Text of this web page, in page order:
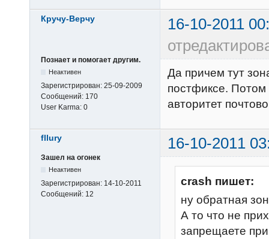
Кручу-Верчу
16-10-2011
Познает и помогает другим.
Неактивен
Зарегистрирован: 25-09-2009
Сообщений: 170
User Karma: 0
Да причем тут
постфиксе. Потом
авторитет
fllury 16-10-2011
Зашел на огонек
Неактивен
Зарегистрирован: 14-10-2011
Сообщений: 12
crash пишет:
ну обратная
А то что не
запрещаете